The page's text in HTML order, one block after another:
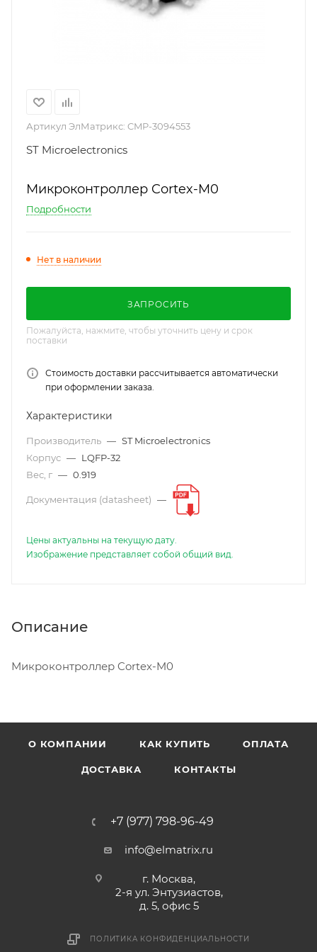
Артикул ЭлМатрикс: CMP-3094553
ST Microelectronics
Микроконтроллер Cortex-M0
Подробности
Нет в наличии
ЗАПРОСИТЬ
Пожалуйста, нажмите, чтобы уточнить цену и срок
поставки
Стоимость доставки рассчитывается автоматически
при оформлении заказа.
Характеристики
Производитель — ST Microelectronics
Корпус — LQFP-32
Вес, г — 0.919
Документация (datasheet) —
Цены актуальны на текущую дату.
Изображение представляет собой общий вид.
Описание
Микроконтроллер Cortex-M0
О КОМПАНИИ КАК КУПИТЬ ОПЛАТА
ДОСТАВКА КОНТАКТЫ
+7 (977) 798-96-49
info@elmatrix.ru
г. Москва,
2-я ул. Энтузиастов,
д. 5, офис 5
ПОЛИТИКА КОНФИДЕНЦИАЛЬНОСТИ